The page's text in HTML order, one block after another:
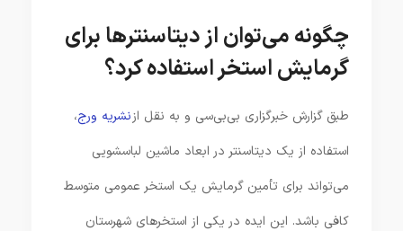
چگونه می‌توان از دیتاسنترها برای
گرمایش استخر استفاده کرد؟
طبق گزارش خبرگزاری بی‌بی‌سی و به نقل ازنشریه ورج،
استفاده از یک دیتاسنتر در ابعاد ماشین لباسشویی
می‌تواند برای تأمین گرمایش یک استخر عمومی متوسط
کافی باشد. این ایده در یکی از استخرهای شهرستان